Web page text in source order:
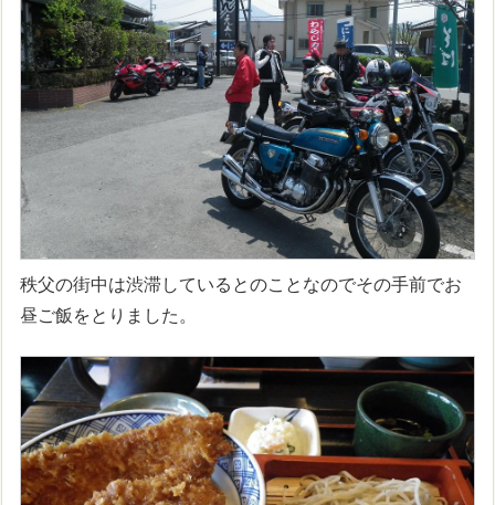
秩父の街中は渋滞しているとのことなのでその手前でお
昼ご飯をとりました。